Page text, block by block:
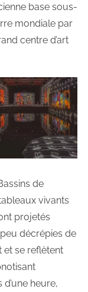
base sous-
mondiale par
centre d’art
de
vivants
projetés
décrépies de
et se reflètent
heure,